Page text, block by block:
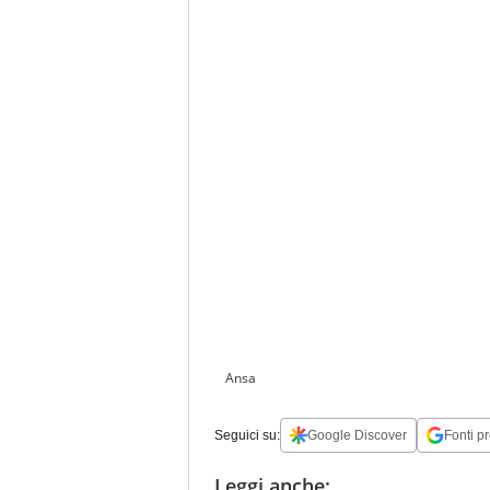
Ansa
Seguici su: Google Discover Fonti